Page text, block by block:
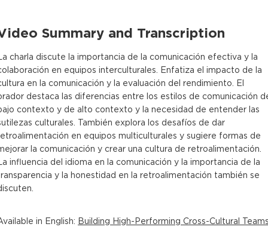
Summary and Transcription
charla discute la importancia de la comunicación efectiva y la
en equipos interculturales. Enfatiza el impacto de la
en la comunicación y la evaluación del rendimiento. El
destaca las diferencias entre los estilos de comunicación
contexto y de alto contexto y la necesidad de entender las
culturales. También explora los desafíos de dar
en equipos multiculturales y sugiere formas de
la comunicación y crear una cultura de retroalimentación.
influencia del idioma en la comunicación y la importancia de la
y la honestidad en la retroalimentación también se
in English: Building High-Performing Cross-Cultural